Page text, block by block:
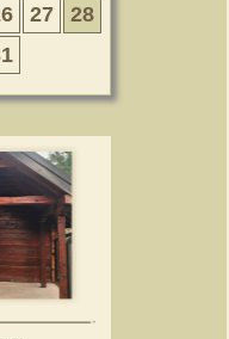
27
28